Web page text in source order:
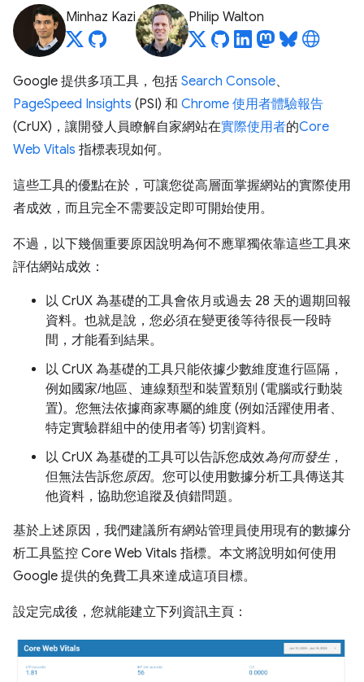
Minhaz Kazi Philip Walton
Google 提供多項工具，包括 Search Console、
PageSpeed Insights (PSI) 和 Chrome 使用者體驗報告
(CrUX)，讓開發人員瞭解自家網站在實際使用者的Core
Web Vitals 指標表現如何。
這些工具的優點在於，可讓您從高層面掌握網站的實際使用
者成效，而且完全不需要設定即可開始使用。
不過，以下幾個重要原因說明為何不應單獨依靠這些工具來
評估網站成效：
以 CrUX 為基礎的工具會依月或過去 28 天的週期回報
資料。也就是說，您必須在變更後等待很長一段時
間，才能看到結果。
以 CrUX 為基礎的工具只能依據少數維度進行區隔，
例如國家/地區、連線類型和裝置類別 (電腦或行動裝
置)。您無法依據商家專屬的維度 (例如活躍使用者、
特定實驗群組中的使用者等) 切割資料。
以 CrUX 為基礎的工具可以告訴您成效為何而發生，
但無法告訴您原因。您可以使用數據分析工具傳送其
他資料，協助您追蹤及偵錯問題。
基於上述原因，我們建議所有網站管理員使用現有的數據分
析工具監控 Core Web Vitals 指標。本文將說明如何使用
Google 提供的免費工具來達成這項目標。
設定完成後，您就能建立下列資訊主頁：